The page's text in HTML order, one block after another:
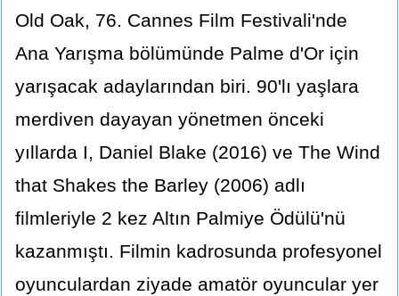
Old Oak, 76. Cannes Film Festivali'nde
Ana Yarışma bölümünde Palme d'Or için
yarışacak adaylarından biri. 90'lı yaşlara
merdiven dayayan yönetmen önceki
yıllarda I, Daniel Blake (2016) ve The Wind
that Shakes the Barley (2006) adlı
filmleriyle 2 kez Altın Palmiye Ödülü'nü
kazanmıştı. Filmin kadrosunda profesyonel
oyunculardan ziyade amatör oyuncular yer